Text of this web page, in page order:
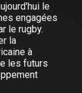
le
engagées
le rugby.
la
à
les futurs